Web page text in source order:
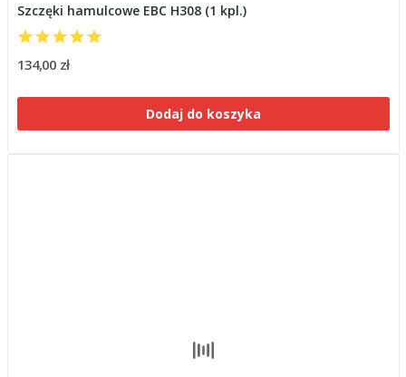
Szczęki hamulcowe EBC H308 (1 kpl.)
134,00 zł
Dodaj do koszyka